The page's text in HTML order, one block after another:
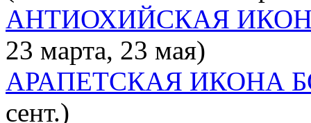
АНТИОХИЙСКАЯ
23 марта, 23 мая)
АРАПЕТСКАЯ ИКОНА
сент.)